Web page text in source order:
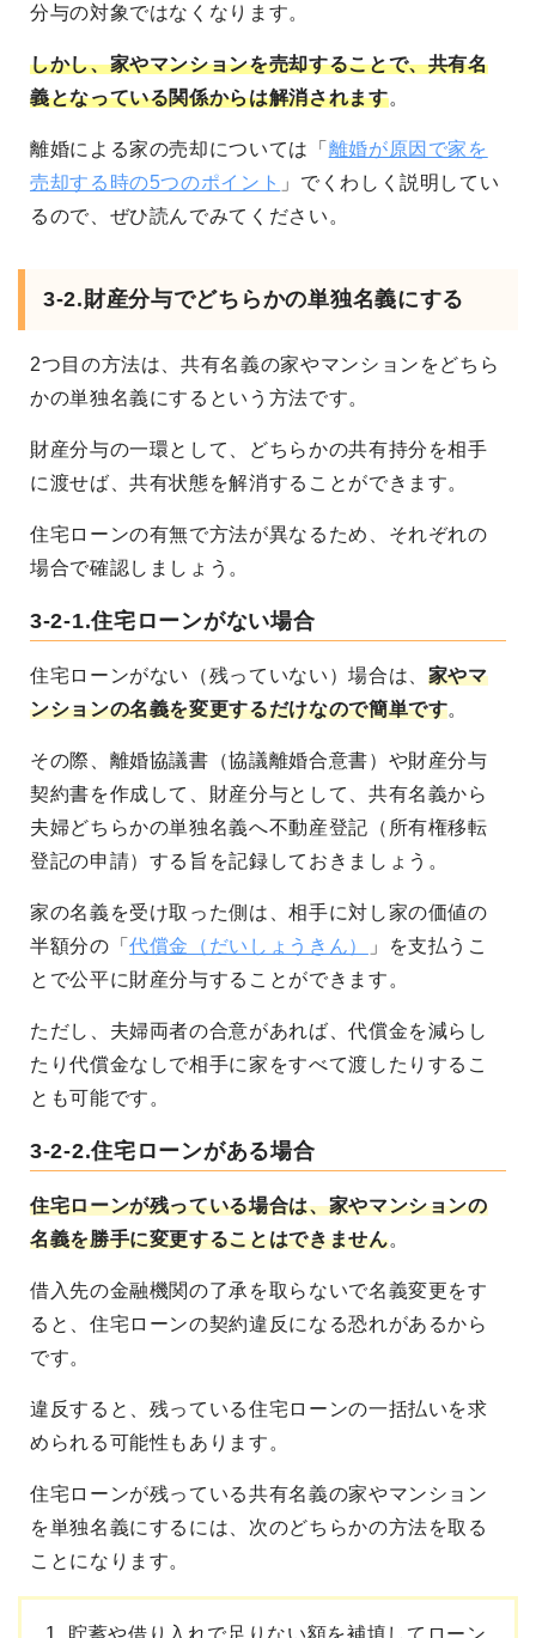
分与の対象ではなくなります。
しかし、家やマンションを売却することで、共有名
義となっている関係からは解消されます。
離婚による家の売却については「 離婚が原因で家を
売却する時の5つのポイント 」でくわしく説明してい
るので、ぜひ読んでみてください。
3-2.財産分与でどちらかの単独名義にする
2つ目の方法は、共有名義の家やマンションをどちら
かの単独名義にするという方法です。
財産分与の一環として、どちらかの共有持分を相手
に渡せば、共有状態を解消することができます。
住宅ローンの有無で方法が異なるため、それぞれの
場合で確認しましょう。
3-2-1.住宅ローンがない場合
住宅ローンがない（残っていない）場合は、 家やマ
ンションの名義を変更するだけなので簡単です。
その際、離婚協議書（協議離婚合意書）や財産分与
契約書を作成して、財産分与として、共有名義から
夫婦どちらかの単独名義へ不動産登記（所有権移転
登記の申請）する旨を記録しておきましょう。
家の名義を受け取った側は、相手に対し家の価値の
半額分の「代償金（だいしょうきん）
」を支払うこ
とで公平に財産分与することができます。
ただし、夫婦両者の合意があれば、代償金を減らし
たり代償金なしで相手に家をすべて渡したりするこ
とも可能です。
3-2-2.住宅ローンがある場合
住宅ローンが残っている場合は、家やマンションの
名義を勝手に変更することはできません。
借入先の金融機関の了承を取らないで名義変更をす
ると、住宅ローンの契約違反になる恐れがあるから
です。
違反すると、残っている住宅ローンの一括払いを求
められる可能性もあります。
住宅ローンが残っている共有名義の家やマンション
を単独名義にするには、次のどちらかの方法を取る
ことになります。
貯蓄や借り入れで足りない額を補填してローン